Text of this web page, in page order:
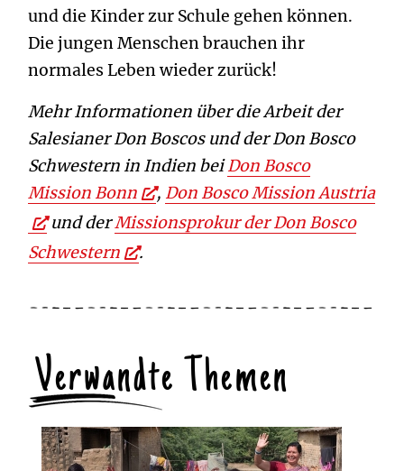
und die Kinder zur Schule gehen können.
Die jungen Menschen brauchen ihr
normales Leben wieder zurück!
Mehr Informationen über die Arbeit der
Salesianer Don Boscos und der Don Bosco
Schwestern in Indien beiDon Bosco
Mission Bonn
, Don Bosco Mission Austria
und derMissionsprokur der Don Bosco
Schwestern
.
Verwandte Themen